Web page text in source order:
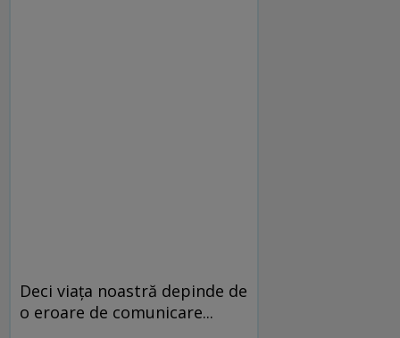
Deci viața noastră depinde de
o eroare de comunicare...